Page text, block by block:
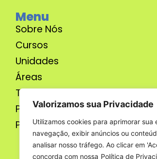
Valorizamos sua Privacidade
Utilizamos cookies para aprimorar sua
navegação, exibir anúncios ou
analisar nosso tráfego. Ao clicar em
concorda com nossa Política de
Menu
Sobre Nós
Cursos
Unidades
Áreas
Termos de Uso
Politíca de Privacidade
Politíca de Descontos